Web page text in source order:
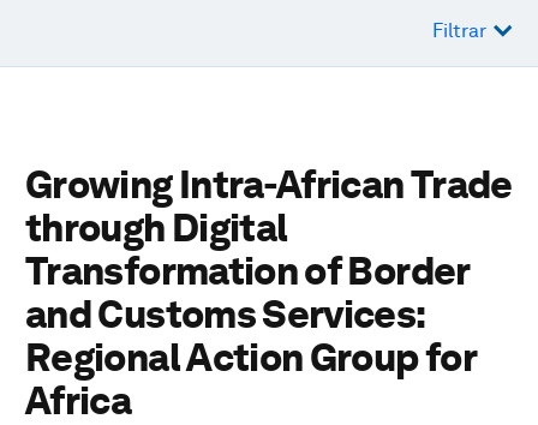
Filtrar
Growing Intra-African Trade
through Digital
Transformation of Border
and Customs Services:
Regional Action Group for
Africa